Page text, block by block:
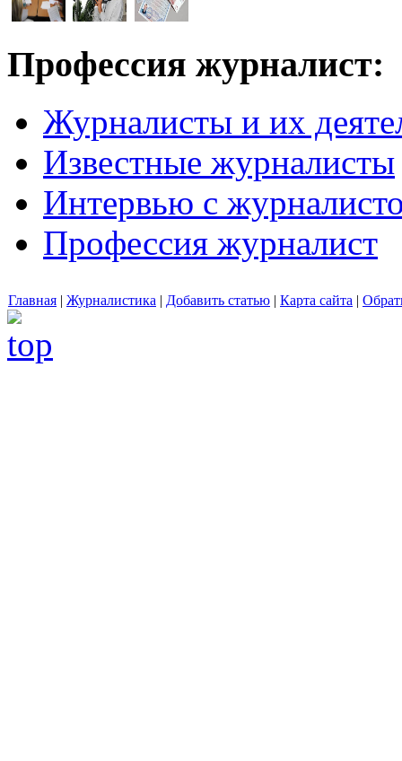
Профессия журналист:
Журналисты и их
Известные журналисты
Интервью с
Профессия журналист
Главная | Журналистика | Добавить статью | Карта сайта |